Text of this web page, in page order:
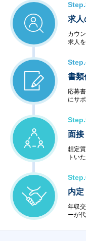
求人
カウ
求人
書類
応募
にサ
面接
想定
トい
内定
年収
ーが代